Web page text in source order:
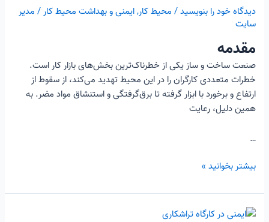
دیدگاه‌ خود را بنویسید/ محیط کار,ایمنی و بهداشت محیط کار / مدیر
سایت
مقدمه
صنعت ساخت و ساز یکی از خطرناک‌ترین بخش‌های بازار کار است.
خطرات متعددی کارگران را در این محیط تهدید می‌کند، از سقوط از
ارتفاع و برخورد با ابزار گرفته تا برق‌گرفتگی و استنشاق مواد مضر. به
همین دلیل، رعایت
…
برای
کارگران
متخصصان
HSE
بیشتر بخوانید »
ایمنی